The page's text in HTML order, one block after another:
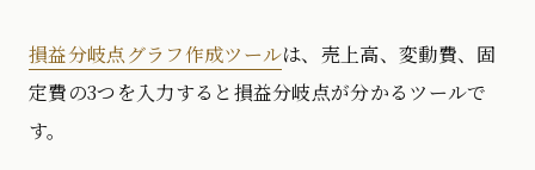
損益分岐点グラフ作成ツールは、売上高、変動費、固
定費の3つを入力すると損益分岐点が分かるツールで
す。